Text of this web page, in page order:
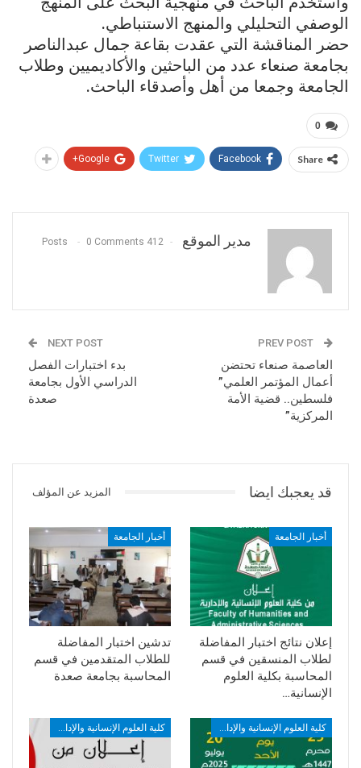
الوصفي التحليلي والمنهج الاستنباطي.
حضر المناقشة التي عقدت بقاعة جمال عبدالناصر
بجامعة صنعاء عدد من الباحثين والأكاديميين وطلاب
الجامعة وجمعا من أهل وأصدقاء الباحث.
0
Share
Facebook
Twitter
Google+
مدير الموقع 412 Posts
0 Comments
العاصمة صنعاء تحتضن
أعمال المؤتمر العلمي”
فلسطين.. قضية الأمة
المركزية”
NEXT POST
بدء اختبارات الفصل
الدراسي الأول بجامعة
صعدة
قد يعجبك ايضا المزيد عن المؤلف
أخبار الجامعة
إعلان نتائج اختبار المفاضلة
لطلاب المنسقين في قسم
المحاسبة بكلية العلوم
الإنسانية…
أخبار الجامعة
تدشين اختبار المفاضلة
للطلاب المتقدمين في قسم
المحاسبة بجامعة صعدة